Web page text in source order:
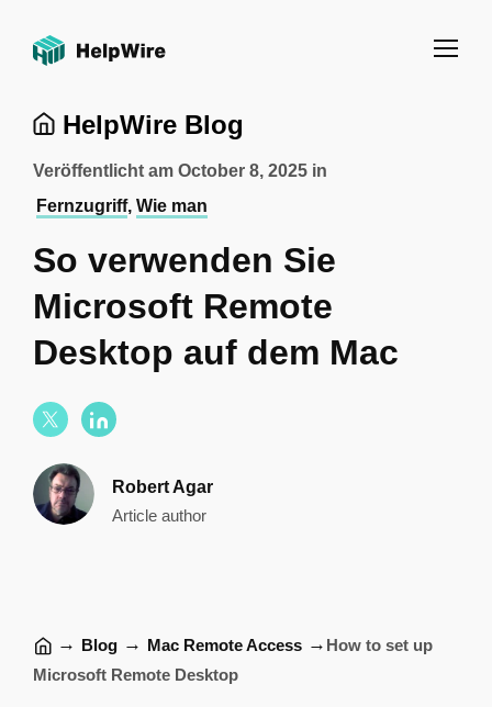
HelpWire Blog
Veröffentlicht am October 8, 2025 in
Fernzugriff, Wie man
So verwenden Sie
Microsoft Remote
Desktop auf dem Mac
Robert Agar
Article author
→ Blog → Mac Remote Access → How to set up
Microsoft Remote Desktop